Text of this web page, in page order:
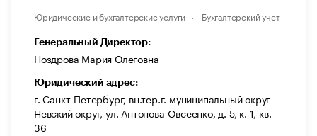
Юридические и бухгалтерские услуги Бухгалтерский учет
Генеральный Директор:
Ноздрова Мария Олеговна
Юридический адрес:
г. Санкт-Петербург, вн.тер.г. муниципальный округ
Невский округ, ул. Антонова-Овсеенко, д. 5, к. 1, кв.
36